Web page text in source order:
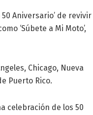
Aniversario’ de revivir
‘Súbete a Mi Moto’,
Chicago, Nueva
Puerto Rico.
celebración de los 50